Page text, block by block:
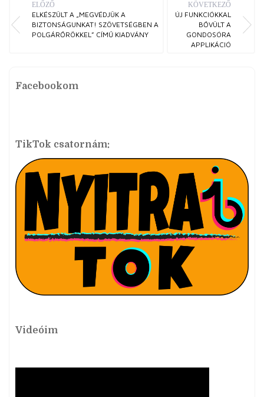
ELŐZŐ
ELKÉSZÜLT A „MEGVÉDJÜK A
BIZTONSÁGUNKAT! SZÖVETSÉGBEN A
POLGÁRŐRÖKKEL” CÍMŰ KIADVÁNY
KÖVETKEZŐ
ÚJ FUNKCIÓKKAL
BŐVÜLT A
GONDOSÓRA
APPLIKÁCIÓ
Facebookom
TikTok csatornám:
Videóim